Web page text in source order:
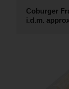
Coburger
i.d.m.